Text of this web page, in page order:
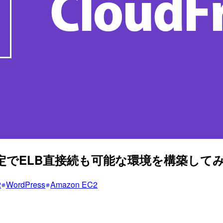
ELB直接続も可能な環境を構築して
WordPress Amazon EC2